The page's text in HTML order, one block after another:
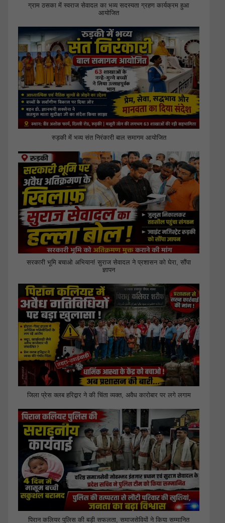
ग्राम ठसका में स्वराज सेवादल का भव्य सदस्यता ग्रहण कार्यक्रम हुआ
आयोजित
रुड़की में भव्य संत निरंकारी बाल समागम आयोजित
सरकारी भूमि बचाओ अभियान! सुराज सेवादल ने प्रशासन को घेरा, सौंपा
ज्ञापन
जिला प्रेस क्लब हरिद्वार ने की चिंता व्यक्त, अवैध कारोबार पर लगे लगाम
पिरान कलियर पुलिस की बड़ी सफलता, समाजसेवियों ने किया सम्मानित